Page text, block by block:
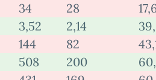
34 28
3,52 2,14
144 82
508 200